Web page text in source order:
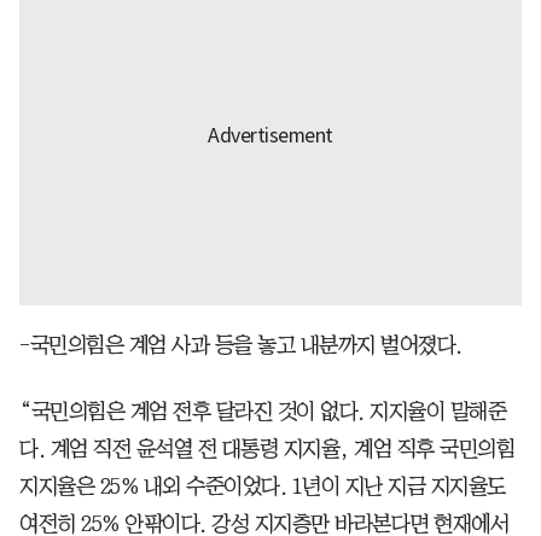
-국민의힘은 계엄 사과 등을 놓고 내분까지 벌어졌다.
“국민의힘은 계엄 전후 달라진 것이 없다. 지지율이 말해준
다. 계엄 직전 윤석열 전 대통령 지지율, 계엄 직후 국민의힘
지지율은 25% 내외 수준이었다. 1년이 지난 지금 지지율도
여전히 25% 안팎이다. 강성 지지층만 바라본다면 현재에서